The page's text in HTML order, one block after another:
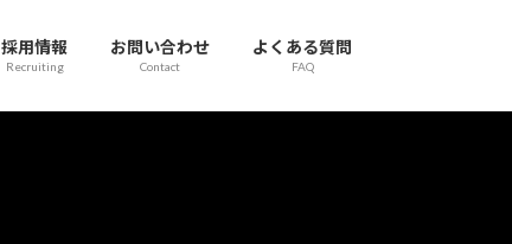
採用情報
Recruiting
お問い合わせ
Contact
よくある質問
FAQ